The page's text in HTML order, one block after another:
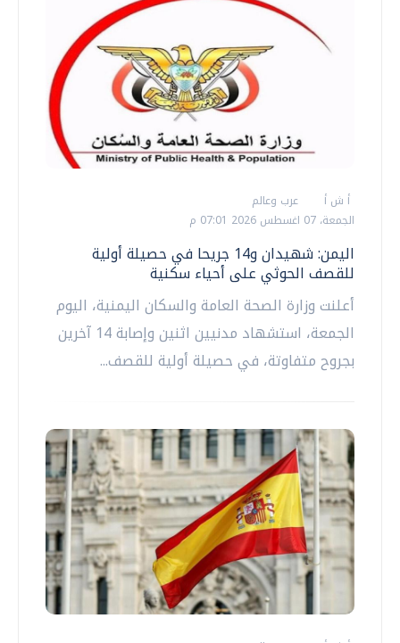
أ ش أ
عرب وعالم
الجمعة، 07 اغسطس 2026 07:01 م
اليمن: شهيدان و14 جريحا في حصيلة أولية
للقصف الحوثي على أحياء سكنية
أعلنت وزارة الصحة العامة والسكان اليمنية، اليوم
الجمعة، استشهاد مدنيين اثنين وإصابة 14 آخرين
بجروح متفاوتة، في حصيلة أولية للقصف...